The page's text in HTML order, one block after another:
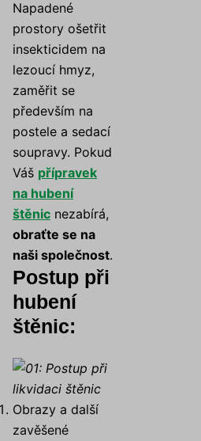
Napadené
prostory ošetřit
insekticidem na
lezoucí hmyz,
zaměřit se
především na
postele a sedací
soupravy. Pokud
Váš přípravek
na hubení
štěnic nezabírá,
obraťte se na
naši společnost.
Postup při
hubení
štěnic:
Obrazy a další
zavěšené